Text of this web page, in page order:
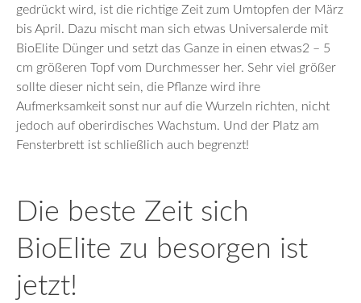
gedrückt wird, ist die richtige Zeit zum Umtopfen der März
bis April. Dazu mischt man sich etwas Universalerde mit
BioElite Dünger und setzt das Ganze in einen etwas2 – 5
cm größeren Topf vom Durchmesser her. Sehr viel größer
sollte dieser nicht sein, die Pflanze wird ihre
Aufmerksamkeit sonst nur auf die Wurzeln richten, nicht
jedoch auf oberirdisches Wachstum. Und der Platz am
Fensterbrett ist schließlich auch begrenzt!
Die beste Zeit sich
BioElite zu besorgen ist
jetzt!